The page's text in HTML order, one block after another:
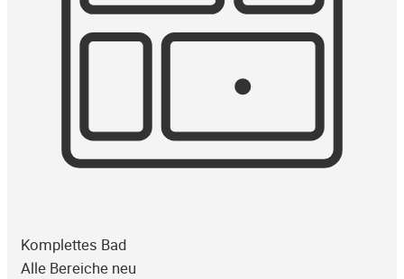
Komplettes Bad
Alle Bereiche neu